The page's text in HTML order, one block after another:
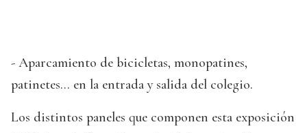
- Aparcamiento de bicicletas, monopatines,
patinetes... en la entrada y salida del colegio.
Los distintos paneles que componen esta exposición